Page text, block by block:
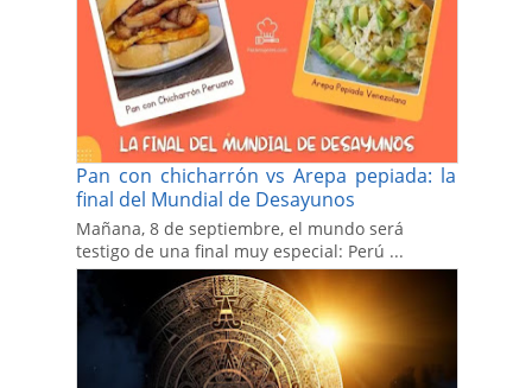
Pan con chicharrón vs Arepa pepiada: la
final del Mundial de Desayunos
Mañana, 8 de septiembre, el mundo será
testigo de una final muy especial: Perú ...